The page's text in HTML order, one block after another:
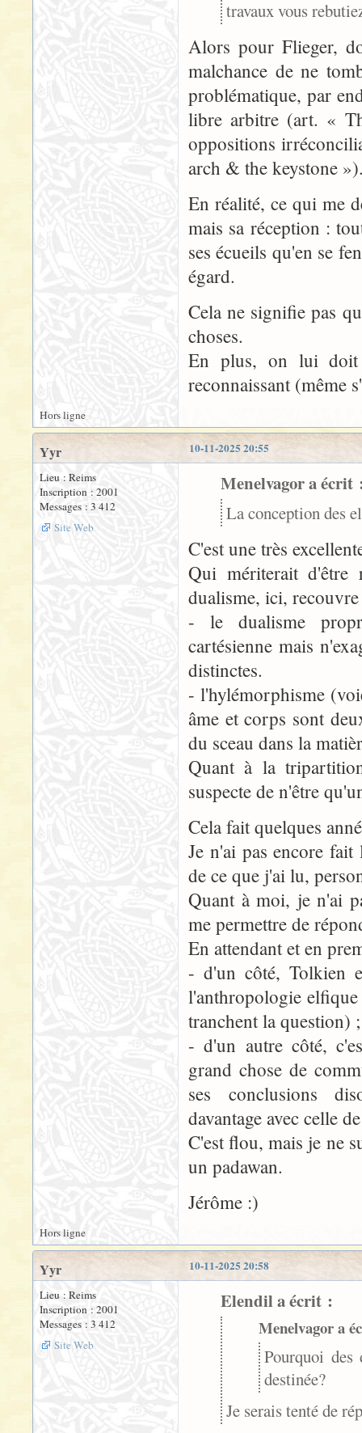
travaux vous
Alors pour Flieger,
malchance de ne
problématique, par
libre arbitre (art. «
oppositions
arch & the keystone
En réalité, ce qui me
mais sa réception :
ses écueils qu'en se
égard.
Cela ne signifie pas
choses.
En plus, on lui
reconnaissant (même
Hors ligne
10-11-2025 20:55
Yyr
Lieu : Reims
Inscription : 2001
Messages : 3 412
Site Web
Menelvagor a écrit
La conception des
C'est une très
Qui mériterait
dualisme, ici,
- le dualisme
cartésienne mais
distinctes.
- l'hylémorphisme
âme et corps sont
du sceau dans la
Quant à la
suspecte de n'être
Cela fait quelques
Je n'ai pas encore
de ce que j'ai lu,
Quant à moi, je n'ai
me permettre de
En attendant et en
- d'un côté, Tolkien
l'anthropologie
tranchent la question) ;
- d'un autre côté,
grand chose de
ses conclusions
davantage avec celle
C'est flou, mais je ne
un padawan.
Jérôme :)
Hors ligne
10-11-2025 20:58
Yyr
Lieu : Reims
Inscription : 2001
Messages : 3 412
Site Web
Elendil a écrit :
Menelvagor a
Pourquoi
destinée?
Je serais tenté de